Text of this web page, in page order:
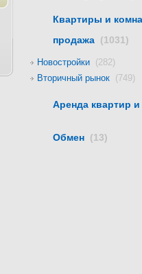
Квартиры и
продажа (1031)
Новостройки (282)
Вторичный рынок (749)
Аренда квартир
Обмен (13)